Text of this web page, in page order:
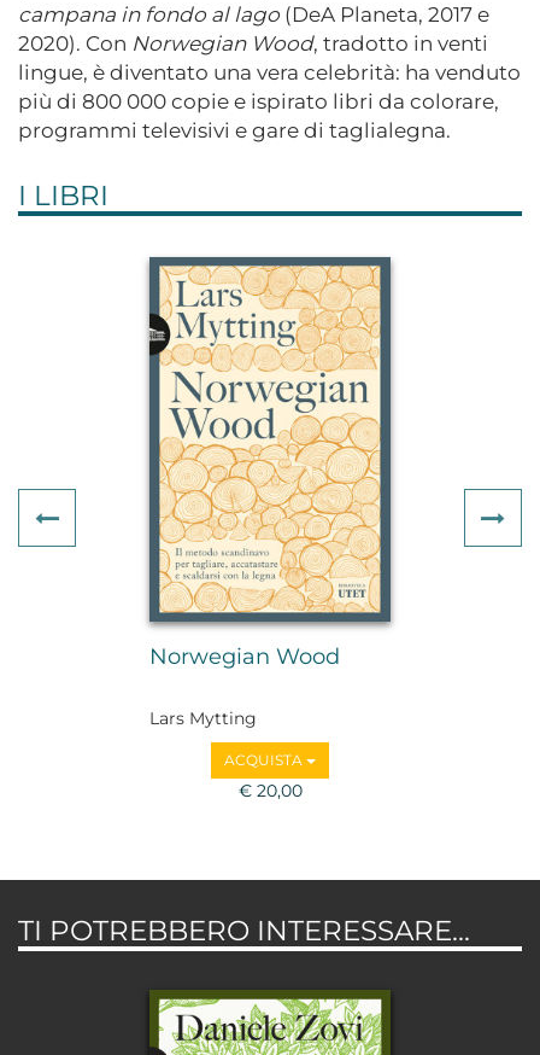
campana in fondo al lago(DeA Planeta, 2017 e
2020). Con Norwegian Wood, tradotto in venti
lingue, è diventato una vera celebrità: ha venduto
più di 800 000 copie e ispirato libri da colorare,
programmi televisivi e gare di taglialegna.
I LIBRI
Norwegian Wood
Lars Mytting
ACQUISTA
€ 20,00
Previous
TI POTREBBERO INTERESSARE...